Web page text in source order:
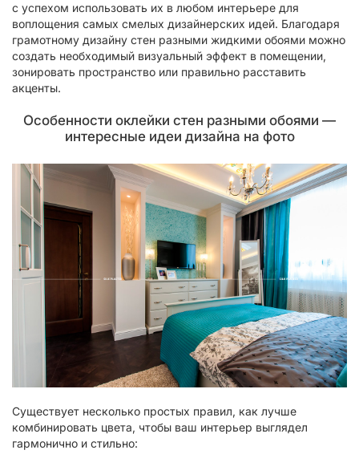
с успехом использовать их в любом интерьере для
воплощения самых смелых дизайнерских идей. Благодаря
грамотному дизайну стен разными жидкими обоями можно
создать необходимый визуальный эффект в помещении,
зонировать пространство или правильно расставить
акценты.
Особенности оклейки стен разными обоями —
интересные идеи дизайна на фото
Существует несколько простых правил, как лучше
комбинировать цвета, чтобы ваш интерьер выглядел
гармонично и стильно: